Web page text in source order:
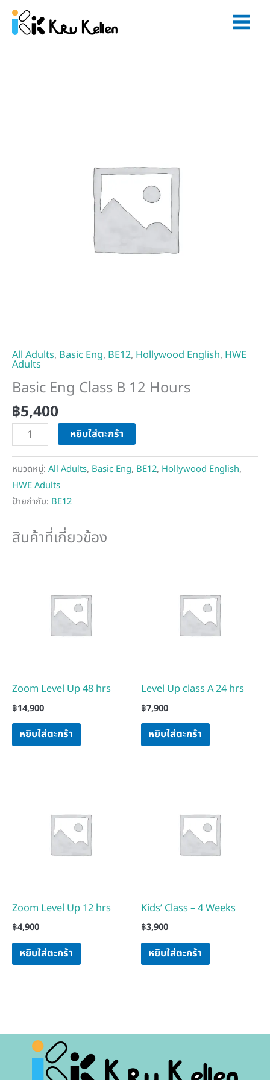
Skip
content
All Adults, Basic Eng, BE12, Hollywood English, HWE
Adults
Basic Eng Class B 12 Hours
฿5,400
หยิบใส่ตะกร้า
หมวดหมู่: All Adults, Basic Eng, BE12, Hollywood English,
HWE Adults
ป้ายกำกับ: BE12
สินค้าที่เกี่ยวข้อง
Zoom Level Up 48 hrs
฿14,900
หยิบใส่ตะกร้า
Level Up class A 24 hrs
฿7,900
หยิบใส่ตะกร้า
Zoom Level Up 12 hrs
฿4,900
หยิบใส่ตะกร้า
Kids’ Class – 4 Weeks
฿3,900
หยิบใส่ตะกร้า